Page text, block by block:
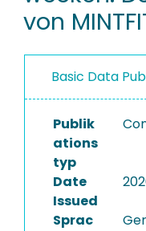
INSTITUTIONS
PROJECTS
von
Basic Data
Publik
ations
typ
Date
Issued
Sprac